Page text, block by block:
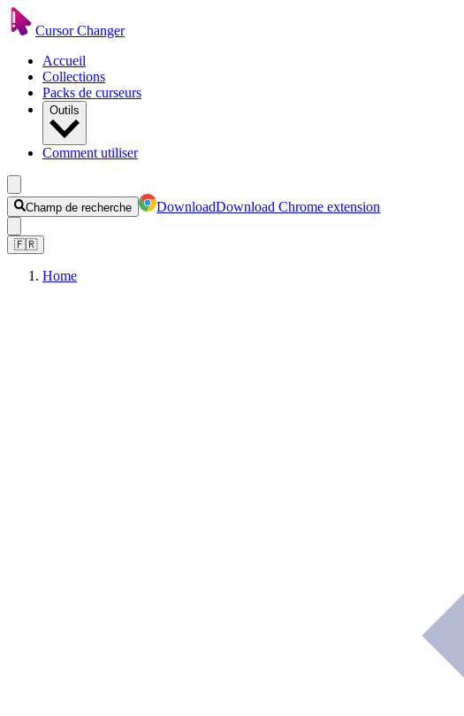
Cursor Changer
Accueil
Collections
Packs de curseurs
Outils
Comment utiliser
Champ de recherche DownloadDownload Chrome extension
🇫🇷
Home